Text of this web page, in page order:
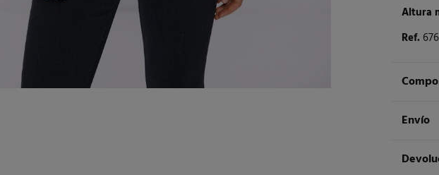
Altura
Ref.
Envío